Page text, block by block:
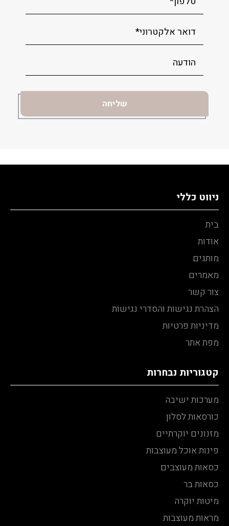
ניווט כללי
בית
אודות
מותגים
מאמרים
צור קשר
הצהרת נגישות והסדרי נגישות
מדיניות פרטיות
מפת אתר
קטגוריות נבחרות
מערכות ישיבה
כורסאות לסלון
מזנונים יוקרתיים
פינות אוכל מעוצבות
כסאות מעוצבים
כסאות בר
מיטות יוקרה
מראות מעוצבות